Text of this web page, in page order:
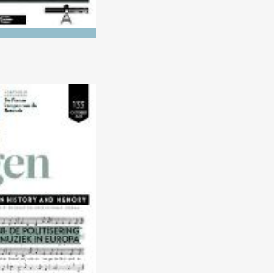
1938: De
in